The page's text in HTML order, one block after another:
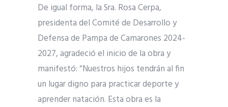
De igual forma, la Sra. Rosa Cerpa,
presidenta del Comité de Desarrollo y
Defensa de Pampa de Camarones 2024-
2027, agradeció el inicio de la obra y
manifestó: “Nuestros hijos tendrán al fin
un lugar digno para practicar deporte y
aprender natación. Esta obra es la